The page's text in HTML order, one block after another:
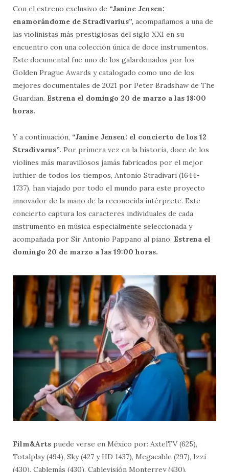
Con el estreno exclusivo de “Janine Jensen:
enamorándome de Stradivarius”, acompañamos a una de
las violinistas más prestigiosas del siglo XXI en su
encuentro con una colección única de doce instrumentos.
Este documental fue uno de los galardonados por los
Golden Prague Awards y catalogado como uno de los
mejores documentales de 2021 por Peter Bradshaw de The
Guardian. Estrena el domingo 20 de marzo a las 18:00
horas.
Y a continuación, “Janine Jensen: el concierto de los 12
Stradivarus”. Por primera vez en la historia, doce de los
violines más maravillosos jamás fabricados por el mejor
luthier de todos los tiempos, Antonio Stradivari (1644-
1737), han viajado por todo el mundo para este proyecto
innovador de la mano de la reconocida intérprete. Este
concierto captura los caracteres individuales de cada
instrumento en música especialmente seleccionada y
acompañada por Sir Antonio Pappano al piano. Estrena el
domingo 20 de marzo a las 19:00 horas.
Film&Arts puede verse en México por: AxtelTV (625),
Totalplay (494), Sky (427 y HD 1437), Megacable (297), Izzi
(430), Cablemás (430), Cablevisión Monterrey (430).